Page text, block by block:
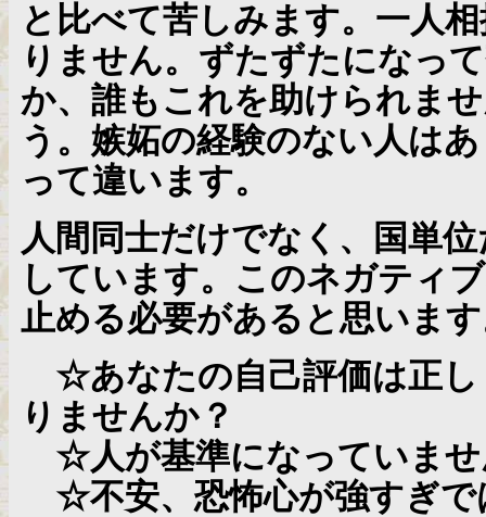
と比べて苦しみます。一人
りません。ずたずたになっ
か、誰もこれを助けられま
う。嫉妬の経験のない人は
って違います。
人間同士だけでなく、国単
しています。このネガティ
止める必要があると思いま
☆あなたの自己評価は正し
りませんか？
☆人が基準になっていませ
☆不安、恐怖心が強すぎで